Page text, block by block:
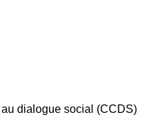
dialogue social (CCDS)